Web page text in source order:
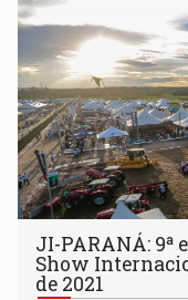
JI-PARANÁ: 9ª
Show
de 2021